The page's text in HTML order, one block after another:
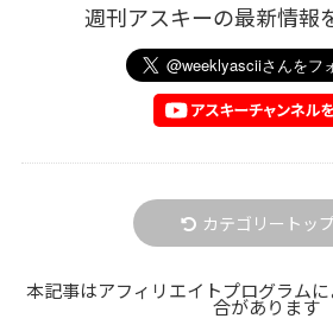
週刊アスキーの最新情報
カテゴリートッ
本記事はアフィリエイトプログラム
合があります